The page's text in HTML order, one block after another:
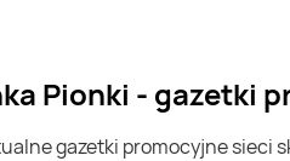
Pionki - gazetki
gazetki promocyjne sieci